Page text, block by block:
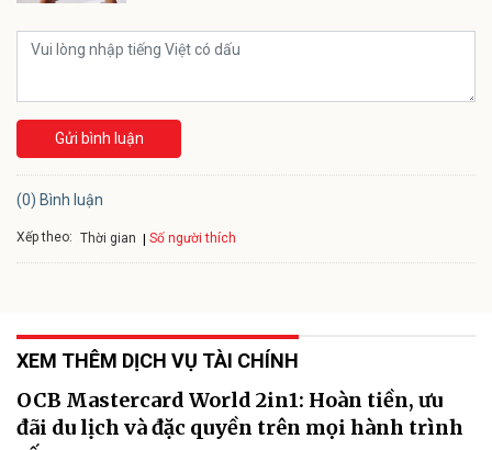
Gửi bình luận
(0) Bình luận
Xếp theo: Thời gian Số người thích
XEM THÊM DỊCH VỤ TÀI CHÍNH
OCB Mastercard World 2in1: Hoàn tiền, ưu
đãi du lịch và đặc quyền trên mọi hành trình